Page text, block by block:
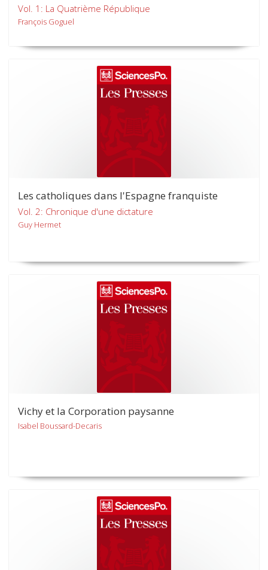
Vol. 1: La Quatrième République
François Goguel
Les catholiques dans l'Espagne franquiste
Vol. 2: Chronique d'une dictature
Guy Hermet
Vichy et la Corporation paysanne
Isabel Boussard-Decaris